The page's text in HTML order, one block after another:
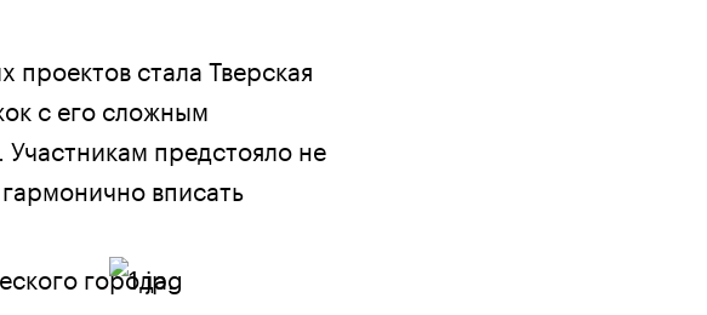
стала Тверская
с его сложным
предстояло не
вписать
города.